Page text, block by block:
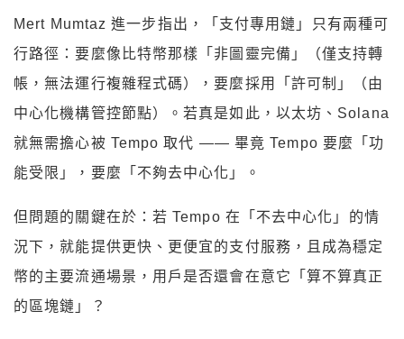
Mert Mumtaz 進一步指出，「支付專用鏈」只有兩種可
行路徑：要麼像比特幣那樣「非圖靈完備」（僅支持轉
帳，無法運行複雜程式碼），要麼採用「許可制」（由
中心化機構管控節點）。若真是如此，以太坊、Solana
就無需擔心被 Tempo 取代 —— 畢竟 Tempo 要麼「功
能受限」，要麼「不夠去中心化」。
但問題的關鍵在於：若 Tempo 在「不去中心化」的情
況下，就能提供更快、更便宜的支付服務，且成為穩定
幣的主要流通場景，用戶是否還會在意它「算不算真正
的區塊鏈」？